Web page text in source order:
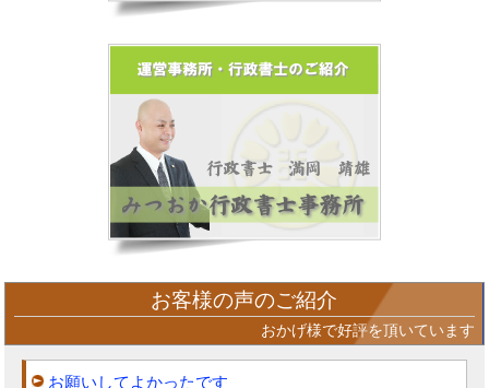
お客様の声のご紹介
おかげ様で好評を頂いています
お願いしてよかったです